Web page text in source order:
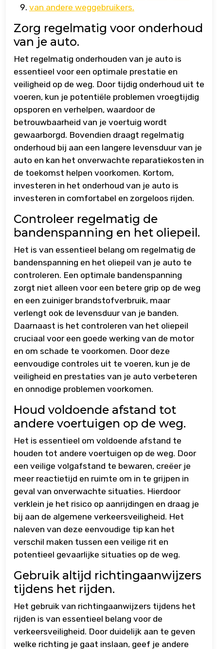
van andere weggebruikers.
Zorg regelmatig voor onderhoud
van je auto.
Het regelmatig onderhouden van je auto is
essentieel voor een optimale prestatie en
veiligheid op de weg. Door tijdig onderhoud uit te
voeren, kun je potentiële problemen vroegtijdig
opsporen en verhelpen, waardoor de
betrouwbaarheid van je voertuig wordt
gewaarborgd. Bovendien draagt regelmatig
onderhoud bij aan een langere levensduur van je
auto en kan het onverwachte reparatiekosten in
de toekomst helpen voorkomen. Kortom,
investeren in het onderhoud van je auto is
investeren in comfortabel en zorgeloos rijden.
Controleer regelmatig de
bandenspanning en het oliepeil.
Het is van essentieel belang om regelmatig de
bandenspanning en het oliepeil van je auto te
controleren. Een optimale bandenspanning
zorgt niet alleen voor een betere grip op de weg
en een zuiniger brandstofverbruik, maar
verlengt ook de levensduur van je banden.
Daarnaast is het controleren van het oliepeil
cruciaal voor een goede werking van de motor
en om schade te voorkomen. Door deze
eenvoudige controles uit te voeren, kun je de
veiligheid en prestaties van je auto verbeteren
en onnodige problemen voorkomen.
Houd voldoende afstand tot
andere voertuigen op de weg.
Het is essentieel om voldoende afstand te
houden tot andere voertuigen op de weg. Door
een veilige volgafstand te bewaren, creëer je
meer reactietijd en ruimte om in te grijpen in
geval van onverwachte situaties. Hierdoor
verklein je het risico op aanrijdingen en draag je
bij aan de algemene verkeersveiligheid. Het
naleven van deze eenvoudige tip kan het
verschil maken tussen een veilige rit en
potentieel gevaarlijke situaties op de weg.
Gebruik altijd richtingaanwijzers
tijdens het rijden.
Het gebruik van richtingaanwijzers tijdens het
rijden is van essentieel belang voor de
verkeersveiligheid. Door duidelijk aan te geven
welke richting je gaat inslaan, geef je andere